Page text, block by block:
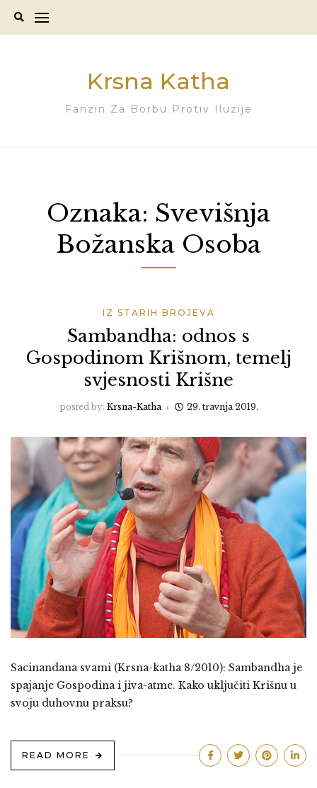
Krsna Katha
Fanzin Za Borbu Protiv Iluzije
Oznaka: Svevišnja
Božanska Osoba
IZ STARIH BROJEVA
Sambandha: odnos s
Gospodinom Krišnom, temelj
svjesnosti Krišne
posted by: Krsna-Katha 29. travnja 2019.
Sacinandana svami (Krsna-katha 8/2010): Sambandha je
spajanje Gospodina i jiva-atme. Kako uključiti Krišnu u
svoju duhovnu praksu?
READ MORE